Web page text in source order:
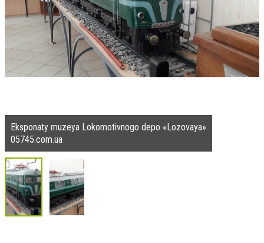
Eksponaty muzeya Lokomotivnogo depo «Lozovaya»
05745.com.ua